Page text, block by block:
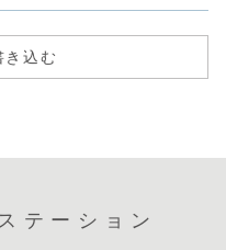
き込む
テーション